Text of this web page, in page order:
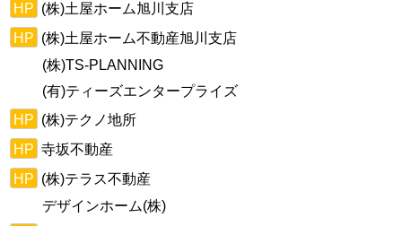
HP (株)土屋ホーム旭川支店
HP (株)土屋ホーム不動産旭川支店
(株)TS-PLANNING
(有)ティーズエンタープライズ
HP (株)テクノ地所
HP 寺坂不動産
HP (株)テラス不動産
デザインホーム(株)